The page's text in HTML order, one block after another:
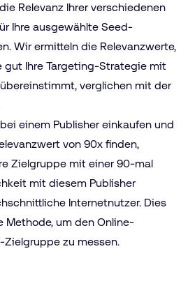
Relevanz Ihrer verschiedenen
Ihre ausgewählte Seed-
Wir ermitteln die Relevanzwerte,
gut Ihre Targeting-Strategie mit
verglichen mit der
einem Publisher einkaufen und
von 90x finden,
Zielgruppe mit einer 90-mal
mit diesem Publisher
Internetnutzer. Dies
Methode, um den Online-
Zielgruppe zu messen.